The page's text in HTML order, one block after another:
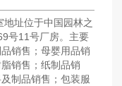
址位于中国园林之
号11号厂房。主要
销售；母婴用品销
销售；纸制品销
制品销售；包装服